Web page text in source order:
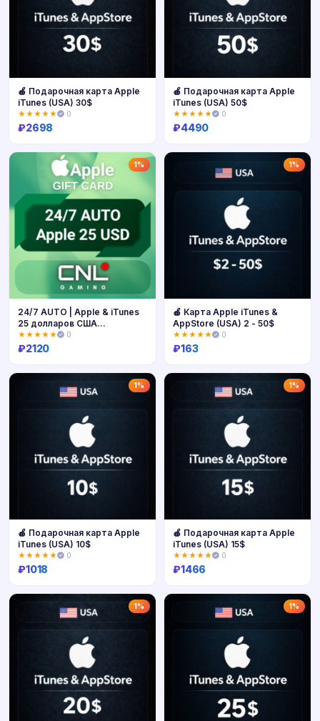
Купить
🍎 Подарочная карта Apple
iTunes (USA) 30$
★★★★★ 0
₽2698
🍎 Подарочная карта Apple
iTunes (USA) 50$
★★★★★ 0
₽4490
1%
24/7 AUTO | Apple & iTunes
25 долларов США
(подарочная карта)
★★★★★ 0
₽2120
1%
🍎 Карта Apple iTunes &
AppStore (USA) 2 - 50$
★★★★★ 0
₽163
1%
🍎 Подарочная карта Apple
iTunes (USA) 10$
★★★★★ 0
₽1018
1%
Купить
🍎 Подарочная карта Apple
iTunes (USA) 15$
★★★★★ 0
₽1466
1% 1%